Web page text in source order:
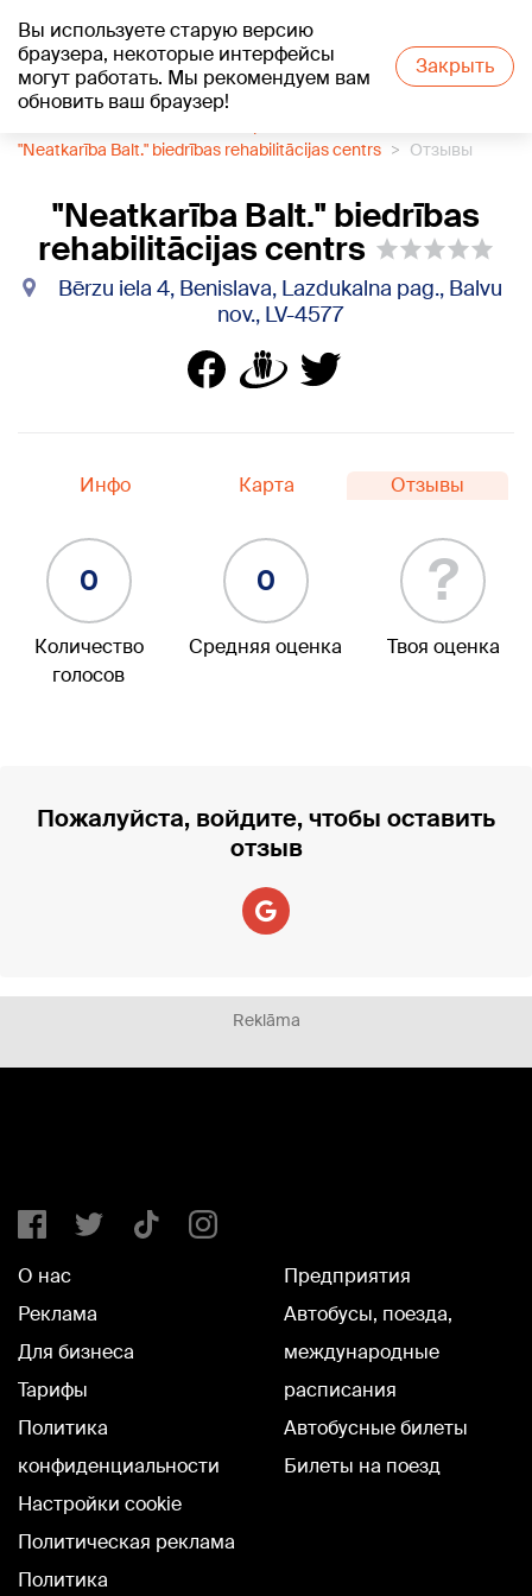
Вы используете старую версию
браузера, некоторые интерфейсы
могут работать. Мы рекомендуем вам
обновить ваш браузер!
Закрыть
+23°C
"Neatkarība Balt." biedrības rehabilitācijas centrs
Отзывы
"Neatkarība Balt." biedrības
rehabilitācijas centrs
Bērzu iela 4, Benislava, Lazdukalna pag., Balvu
nov., LV-4577
Инфо Карта Отзывы
0
Количество
голосов
0
Средняя оценка
?
Твоя оценка
Пожалуйста, войдите, чтобы оставить
отзыв
Reklāma
О нас
Реклама
Для бизнеса
Тарифы
Политика
конфиденциальности
Настройки cookie
Политическая реклама
Политика
Предприятия
Автобусы, поезда,
международные
расписания
Автобусные билеты
Билеты на поезд